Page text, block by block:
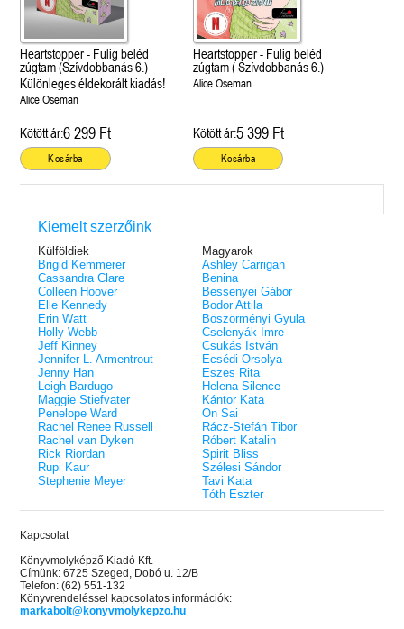
Heartstopper - Fülig beléd
zúgtam (Szívdobbanás 6.)
Különleges éldekorált kiadás!
Alice Oseman
Kötött ár:6 299 Ft
Kosárba
Heartstopper - Fülig beléd
zúgtam ( Szívdobbanás 6.)
Alice Oseman
Kötött ár:5 399 Ft
Kosárba
Kiemelt szerzőink
Külföldiek
Brigid Kemmerer
Cassandra Clare
Colleen Hoover
Elle Kennedy
Erin Watt
Holly Webb
Jeff Kinney
Jennifer L. Armentrout
Jenny Han
Leigh Bardugo
Maggie Stiefvater
Penelope Ward
Rachel Renee Russell
Rachel van Dyken
Rick Riordan
Rupi Kaur
Stephenie Meyer
Magyarok
Ashley Carrigan
Benina
Bessenyei Gábor
Bodor Attila
Böszörményi Gyula
Cselenyák Imre
Csukás István
Ecsédi Orsolya
Eszes Rita
Helena Silence
Kántor Kata
On Sai
Rácz-Stefán Tibor
Róbert Katalin
Spirit Bliss
Szélesi Sándor
Tavi Kata
Tóth Eszter
Kapcsolat
Könyvmolyképző Kiadó Kft.
Címünk: 6725 Szeged, Dobó u. 12/B
Telefon: (62) 551-132
Könyvrendeléssel kapcsolatos információk:
markabolt@konyvmolykepzo.hu